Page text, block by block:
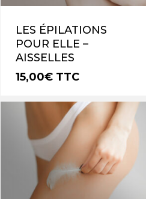
LES ÉPILATIONS
POUR ELLE –
AISSELLES
15,00€ TTC